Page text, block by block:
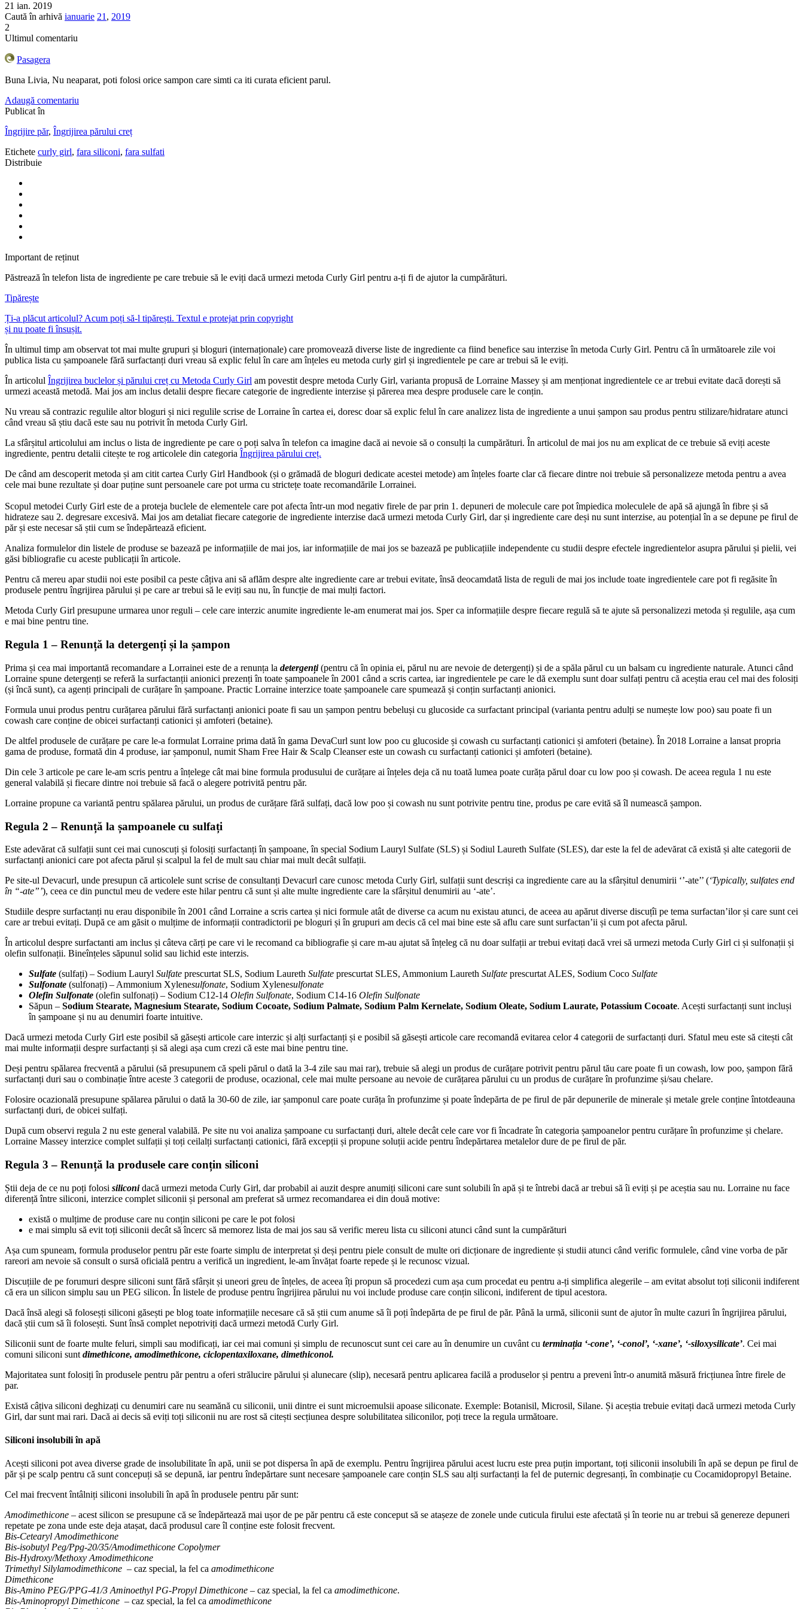
21 ian. 2019
Caută în arhivă ianuarie 21 , 2019
2
Ultimul comentariu
Pasagera
Buna Livia, Nu neaparat, poti folosi orice sampon care simti ca iti curata eficient parul.
Adaugă comentariu
Publicat în
Îngrijire păr, Îngrijirea părului creț
Etichete curly girl, fara siliconi, fara sulfati
Distribuie
Important de reținut
Păstrează în telefon lista de ingrediente pe care trebuie să le eviți dacă urmezi metoda Curly Girl pentru a-ți fi de ajutor la cumpărături.
Tipărește
Ți-a plăcut articolul? Acum poți să-l tipărești. Textul e protejat prin copyright
și nu poate fi însușit.
În ultimul timp am observat tot mai multe grupuri și bloguri (internaționale) care promovează diverse liste de ingrediente ca fiind benefice sau interzise în metoda Curly Girl. Pentru că în următoarele zile voi
publica lista cu șampoanele fără surfactanți duri vreau să explic felul în care am înțeles eu metoda curly girl și ingredientele pe care ar trebui să le eviți.
În articolul Îngrijirea buclelor și părului creț cu Metoda Curly Girl am povestit despre metoda Curly Girl, varianta propusă de Lorraine Massey și am menționat ingredientele ce ar trebui evitate dacă dorești să
urmezi această metodă. Mai jos am inclus detalii despre fiecare categorie de ingrediente interzise și părerea mea despre produsele care le conțin.
Nu vreau să contrazic regulile altor bloguri și nici regulile scrise de Lorraine în cartea ei, doresc doar să explic felul în care analizez lista de ingrediente a unui șampon sau produs pentru stilizare/hidratare atunci
când vreau să știu dacă este sau nu potrivit în metoda Curly Girl.
La sfârșitul articolului am inclus o lista de ingrediente pe care o poți salva în telefon ca imagine dacă ai nevoie să o consulți la cumpărături. În articolul de mai jos nu am explicat de ce trebuie să eviți aceste
ingrediente, pentru detalii citește te rog articolele din categoria Îngrijirea părului creț.
De când am descoperit metoda și am citit cartea Curly Girl Handbook (și o grămadă de bloguri dedicate acestei metode) am înțeles foarte clar că fiecare dintre noi trebuie să personalizeze metoda pentru a avea
cele mai bune rezultate și doar puține sunt persoanele care pot urma cu strictețe toate recomandările Lorrainei.
Scopul metodei Curly Girl este de a proteja buclele de elementele care pot afecta într-un mod negativ firele de par prin 1. depuneri de molecule care pot împiedica moleculele de apă să ajungă în fibre și să
hidrateze sau 2. degresare excesivă. Mai jos am detaliat fiecare categorie de ingrediente interzise dacă urmezi metoda Curly Girl, dar și ingrediente care deși nu sunt interzise, au potențial în a se depune pe firul de
păr și este necesar să știi cum se îndepărtează eficient.
Analiza formulelor din listele de produse se bazează pe informațiile de mai jos, iar informațiile de mai jos se bazează pe publicațiile independente cu studii despre efectele ingredientelor asupra părului și pielii, vei
găsi bibliografie cu aceste publicații în articole.
Pentru că mereu apar studii noi este posibil ca peste câțiva ani să aflăm despre alte ingrediente care ar trebui evitate, însă deocamdată lista de reguli de mai jos include toate ingredientele care pot fi regăsite în
produsele pentru îngrijirea părului și pe care ar trebui să le eviți sau nu, în funcție de mai mulți factori.
Metoda Curly Girl presupune urmarea unor reguli – cele care interzic anumite ingrediente le-am enumerat mai jos. Sper ca informațiile despre fiecare regulă să te ajute să personalizezi metoda și regulile, așa cum
e mai bine pentru tine.
Regula 1 – Renunță la detergenți și la șampon
Prima și cea mai importantă recomandare a Lorrainei este de a renunța la detergenți(pentru că în opinia ei, părul nu are nevoie de detergenți) și de a spăla părul cu un balsam cu ingrediente naturale. Atunci când
Lorraine spune detergenți se referă la surfactanții anionici prezenți în toate șampoanele în 2001 când a scris cartea, iar ingredientele pe care le dă exemplu sunt doar sulfați pentru că aceștia erau cel mai des folosiți
(și încă sunt), ca agenți principali de curățare în șampoane. Practic Lorraine interzice toate șampoanele care spumează și conțin surfactanți anionici.
Formula unui produs pentru curățarea părului fără surfactanți anionici poate fi sau un șampon pentru bebeluși cu glucoside ca surfactant principal (varianta pentru adulți se numește low poo) sau poate fi un
cowash care conține de obicei surfactanți cationici și amfoteri (betaine).
De altfel produsele de curățare pe care le-a formulat Lorraine prima dată în gama DevaCurl sunt low poo cu glucoside și cowash cu surfactanți cationici și amfoteri (betaine). În 2018 Lorraine a lansat propria
gama de produse, formată din 4 produse, iar șamponul, numit Sham Free Hair & Scalp Cleanser este un cowash cu surfactanți cationici și amfoteri (betaine).
Din cele 3 articole pe care le-am scris pentru a înțelege cât mai bine formula produsului de curățare ai înțeles deja că nu toată lumea poate curăța părul doar cu low poo și cowash. De aceea regula 1 nu este
general valabilă și fiecare dintre noi trebuie să facă o alegere potrivită pentru păr.
Lorraine propune ca variantă pentru spălarea părului, un produs de curățare fără sulfați, dacă low poo și cowash nu sunt potrivite pentru tine, produs pe care evită să îl numească șampon.
Regula 2 – Renunță la șampoanele cu sulfați
Este adevărat că sulfații sunt cei mai cunoscuți și folosiți surfactanți în șampoane, în special Sodium Lauryl Sulfate (SLS) și Sodiul Laureth Sulfate (SLES), dar este la fel de adevărat că există și alte categorii de
surfactanți anionici care pot afecta părul și scalpul la fel de mult sau chiar mai mult decât sulfații.
Pe site-ul Devacurl, unde presupun că articolele sunt scrise de consultanți Devacurl care cunosc metoda Curly Girl, sulfații sunt descriși ca ingrediente care au la sfârșitul denumirii ‘’-ate’’ (‘Typically, sulfates end
în “-ate”’), ceea ce din punctul meu de vedere este hilar pentru că sunt și alte multe ingrediente care la sfârșitul denumirii au ‘-ate’.
Studiile despre surfactanți nu erau disponibile în 2001 când Lorraine a scris cartea și nici formule atât de diverse ca acum nu existau atunci, de aceea au apărut diverse discuțîi pe tema surfactan’ilor și care sunt cei
care ar trebui evitați. După ce am găsit o mulțime de informații contradictorii pe bloguri și în grupuri am decis că cel mai bine este să aflu care sunt surfactan’ii și cum pot afecta părul.
În articolul despre surfactanti am inclus și câteva cărți pe care vi le recomand ca bibliografie și care m-au ajutat să înțeleg că nu doar sulfații ar trebui evitați dacă vrei să urmezi metoda Curly Girl ci și sulfonații și
olefin sulfonații. Bineînțeles săpunul solid sau lichid este interzis.
Sulfate (sulfați) – Sodium Lauryl Sulfate prescurtat SLS, Sodium Laureth Sulfate prescurtat SLES, Ammonium Laureth Sulfate prescurtat ALES, Sodium Coco Sulfate
Sulfonate (sulfonați) – Ammonium Xylenesulfonate, Sodium Xylenesulfonate
Olefin Sulfonate (olefin sulfonați) – Sodium C12-14 Olefin Sulfonate, Sodium C14-16 Olefin Sulfonate
Săpun – Sodium Stearate, Magnesium Stearate, Sodium Cocoate, Sodium Palmate, Sodium Palm Kernelate, Sodium Oleate, Sodium Laurate, Potassium Cocoate. Acești surfactanți sunt incluși
în șampoane și nu au denumiri foarte intuitive.
Dacă urmezi metoda Curly Girl este posibil să găsești articole care interzic și alți surfactanți și e posibil să găsești articole care recomandă evitarea celor 4 categorii de surfactanți duri. Sfatul meu este să citești cât
mai multe informații despre surfactanți și să alegi așa cum crezi că este mai bine pentru tine.
Deși pentru spălarea frecventă a părului (să presupunem că speli părul o dată la 3-4 zile sau mai rar), trebuie să alegi un produs de curățare potrivit pentru părul tău care poate fi un cowash, low poo, șampon fără
surfactanți duri sau o combinație între aceste 3 categorii de produse, ocazional, cele mai multe persoane au nevoie de curățarea părului cu un produs de curățare în profunzime și/sau chelare.
Folosire ocazională presupune spălarea părului o dată la 30-60 de zile, iar șamponul care poate curăța în profunzime și poate îndepărta de pe firul de păr depunerile de minerale și metale grele conține întotdeauna
surfactanți duri, de obicei sulfați.
După cum observi regula 2 nu este general valabilă. Pe site nu voi analiza șampoane cu surfactanți duri, altele decât cele care vor fi încadrate în categoria șampoanelor pentru curățare în profunzime și chelare.
Lorraine Massey interzice complet sulfații și toți ceilalți surfactanți cationici, fără excepții și propune soluții acide pentru îndepărtarea metalelor dure de pe firul de păr.
Regula 3 – Renunță la produsele care conțin siliconi
Știi deja de ce nu poți folosi siliconidacă urmezi metoda Curly Girl, dar probabil ai auzit despre anumiți siliconi care sunt solubili în apă și te întrebi dacă ar trebui să îi eviți și pe aceștia sau nu. Lorraine nu face
diferență între siliconi, interzice complet siliconii și personal am preferat să urmez recomandarea ei din două motive:
există o mulțime de produse care nu conțin siliconi pe care le pot folosi
e mai simplu să evit toți siliconii decât să încerc să memorez lista de mai jos sau să verific mereu lista cu siliconi atunci când sunt la cumpărături
Așa cum spuneam, formula produselor pentru păr este foarte simplu de interpretat și deși pentru piele consult de multe ori dicționare de ingrediente și studii atunci când verific formulele, când vine vorba de păr
rareori am nevoie să consult o sursă oficială pentru a verifică un ingredient, le-am învățat foarte repede și le recunosc vizual.
Discuțiile de pe forumuri despre siliconi sunt fără sfârșit și uneori greu de înțeles, de aceea îți propun să procedezi cum așa cum procedat eu pentru a-ți simplifica alegerile – am evitat absolut toți siliconii indiferent
că era un silicon simplu sau un PEG silicon. În listele de produse pentru îngrijirea părului nu voi include produse care conțin siliconi, indiferent de tipul acestora.
Dacă însă alegi să foloseșți siliconi găsești pe blog toate informațiile necesare că să știi cum anume să îi poți îndepărta de pe firul de păr. Până la urmă, siliconii sunt de ajutor în multe cazuri în îngrijirea părului,
dacă știi cum să îi folosești. Sunt însă complet nepotriviți dacă urmezi metodă Curly Girl.
Siliconii sunt de foarte multe feluri, simpli sau modificați, iar cei mai comuni și simplu de recunoscut sunt cei care au în denumire un cuvânt cu terminația ‘-cone’, ‘-conol’, ‘-xane’, ‘-siloxysilicate’. Cei mai
comuni siliconi sunt dimethicone, amodimethicone, ciclopentaxiloxane, dimethiconol.
Majoritatea sunt folosiți în produsele pentru păr pentru a oferi strălucire părului și alunecare (slip), necesară pentru aplicarea facilă a produselor și pentru a preveni într-o anumită măsură fricțiunea între firele de
par.
Există câțiva siliconi deghizați cu denumiri care nu seamănă cu siliconii, unii dintre ei sunt microemulsii apoase siliconate. Exemple: Botanisil, Microsil, Silane. Și aceștia trebuie evitați dacă urmezi metoda Curly
Girl, dar sunt mai rari. Dacă ai decis să eviți toți siliconii nu are rost să citești secțiunea despre solubilitatea siliconilor, poți trece la regula următoare.
Siliconi insolubili în apă
Acești siliconi pot avea diverse grade de insolubilitate în apă, unii se pot dispersa în apă de exemplu. Pentru îngrijirea părului acest lucru este prea puțin important, toți siliconii insolubili în apă se depun pe firul de
păr și pe scalp pentru că sunt concepuți să se depună, iar pentru îndepărtare sunt necesare șampoanele care conțin SLS sau alți surfactanți la fel de puternic degresanți, în combinație cu Cocamidopropyl Betaine.
Cel mai frecvent întâlniți siliconi insolubili în apă în produsele pentru păr sunt:
Amodimethicone – acest silicon se presupune că se îndepărtează mai ușor de pe păr pentru că este conceput să se atașeze de zonele unde cuticula firului este afectată și în teorie nu ar trebui să genereze depuneri
repetate pe zona unde este deja atașat, dacă produsul care îl conține este folosit frecvent.
Bis-Cetearyl Amodimethicone
Bis-isobutyl Peg/Ppg-20/35/Amodimethicone Copolymer
Bis-Hydroxy/Methoxy Amodimethicone
Trimethyl Silylamodimethicone – caz special, la fel ca amodimethicone
Dimethicone
Bis-Amino PEG/PPG-41/3 Aminoethyl PG-Propyl Dimethicone – caz special, la fel ca amodimethicone.
Bis-Aminopropyl Dimethicone – caz special, la fel ca amodimethicone